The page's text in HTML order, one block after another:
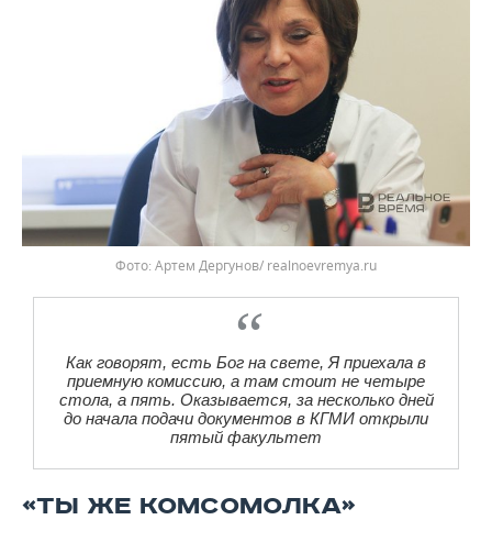
Фото: Артем Дергунов/ realnoevremya.ru
Как говорят, есть Бог на свете, Я приехала в
приемную комиссию, а там стоит не четыре
стола, а пять. Оказывается, за несколько дней
до начала подачи документов в КГМИ открыли
пятый факультет
«ТЫ ЖЕ КОМСОМОЛКА»